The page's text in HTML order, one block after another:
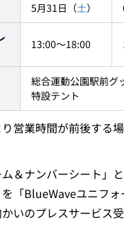
5月31日（土）
13:00～18:00
総合運動公園駅前グ
特設テント
営業時間が前後する
＆ナンバーシート」
「BlueWaveユニフ
いのプレスサービス